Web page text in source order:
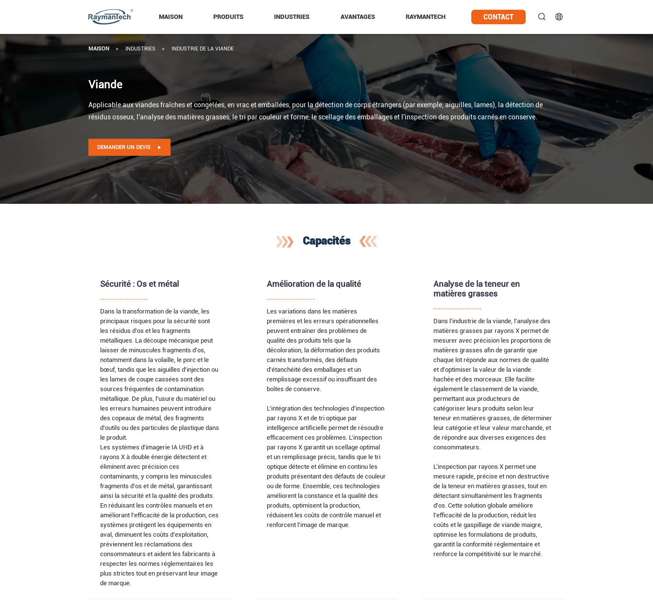
MAISON PRODUITS INDUSTRIES AVANTAGES RAYMANTECH CONTACT
Viande
Applicable aux viandes fraîches et congelées, en vrac et emballées, pour la détection de corps étrangers (par exemple, aiguilles, lames), la détection de
résidus osseux, l'analyse des matières grasses, le tri par couleur et forme, le scellage des emballages et l'inspection des produits carnés en conserve.
DEMANDER UN DEVIS
MAISON > INDUSTRIES > INDUSTRIE DE LA VIANDE
Capacités
Sécurité : Os et métal
Dans la transformation de la viande, les
principaux risques pour la sécurité sont
les résidus d'os et les fragments
métalliques. La découpe mécanique peut
laisser de minuscules fragments d'os,
notamment dans la volaille, le porc et le
bœuf, tandis que les aiguilles d'injection ou
les lames de coupe cassées sont des
sources fréquentes de contamination
métallique. De plus, l'usure du matériel ou
les erreurs humaines peuvent introduire
des copeaux de métal, des fragments
d'outils ou des particules de plastique dans
le produit.
Les systèmes d'imagerie IA UHD et à
rayons X à double énergie détectent et
éliminent avec précision ces
contaminants, y compris les minuscules
fragments d'os et de métal, garantissant
ainsi la sécurité et la qualité des produits.
En réduisant les contrôles manuels et en
améliorant l'efficacité de la production, ces
systèmes protègent les équipements en
aval, diminuent les coûts d'exploitation,
préviennent les réclamations des
consommateurs et aident les fabricants à
respecter les normes réglementaires les
plus strictes tout en préservant leur image
de marque.
Amélioration de la qualité
Les variations dans les matières
premières et les erreurs opérationnelles
peuvent entraîner des problèmes de
qualité des produits tels que la
décoloration, la déformation des produits
carnés transformés, des défauts
d'étanchéité des emballages et un
remplissage excessif ou insuffisant des
boîtes de conserve.
L'intégration des technologies d'inspection
par rayons X et de tri optique par
intelligence artificielle permet de résoudre
efficacement ces problèmes. L'inspection
par rayons X garantit un scellage optimal
et un remplissage précis, tandis que le tri
optique détecte et élimine en continu les
produits présentant des défauts de couleur
ou de forme. Ensemble, ces technologies
améliorent la constance et la qualité des
produits, optimisent la production,
réduisent les coûts de contrôle manuel et
renforcent l'image de marque.
Analyse de la teneur en
matières grasses
Dans l'industrie de la viande, l'analyse des
matières grasses par rayons X permet de
mesurer avec précision les proportions de
matières grasses afin de garantir que
chaque lot réponde aux normes de qualité
et d'optimiser la valeur de la viande
hachée et des morceaux. Elle facilite
également le classement de la viande,
permettant aux producteurs de
catégoriser leurs produits selon leur
teneur en matières grasses, de déterminer
leur catégorie et leur valeur marchande, et
de répondre aux diverses exigences des
consommateurs.
L'inspection par rayons X permet une
mesure rapide, précise et non destructive
de la teneur en matières grasses, tout en
détectant simultanément les fragments
d'os. Cette solution globale améliore
l'efficacité de la production, réduit les
coûts et le gaspillage de viande maigre,
optimise les formulations de produits,
garantit la conformité réglementaire et
renforce la compétitivité sur le marché.